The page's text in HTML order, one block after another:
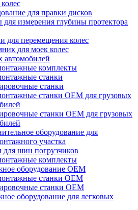
для правки дисков
измерения глубины протектора
для перемещения колес
для моек колеc
автомобилей
комплекты
станки
станки
станки ОЕМ для грузовых
станки ОЕМ для грузовых
оборудование для
участка
для шин погрузчиков
комплекты
оборудование ОЕМ
станки ОЕМ
станки ОЕМ
оборудование для легковых